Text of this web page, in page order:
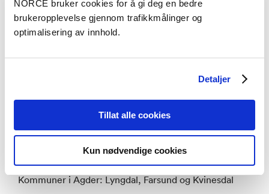
NORCE bruker cookies for å gi deg en bedre
brukeropplevelse gjennom trafikkmålinger og
optimalisering av innhold.
Detaljer
Tillat alle cookies
Kun nødvendige cookies
rettferdighet.
Kommuner i Rogaland og Vestland: Bokn, Etne,
Haugaland Vekst, som er eid av de 10 nevnte
kommuner samt fylkeskommunen.
Kommuner i Agder: Lyngdal, Farsund og Kvinesdal